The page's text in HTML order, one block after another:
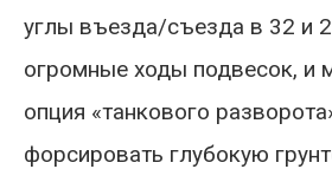
углы въезда/съезда в 32 и
огромные ходы подвесок, и
опция «танкового
форсировать глубокую